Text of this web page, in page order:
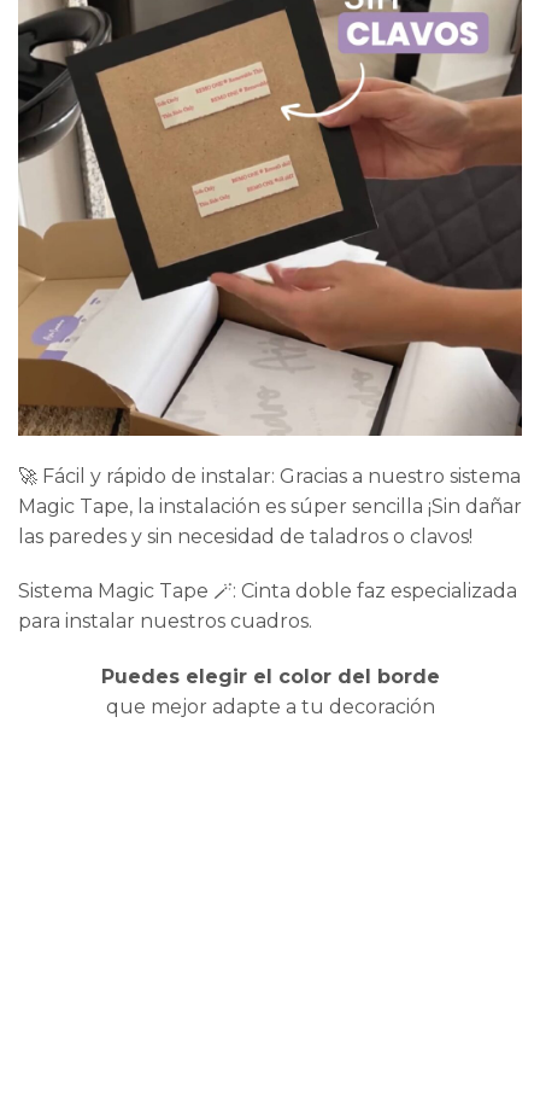
🚀 Fácil y rápido de instalar: Gracias a nuestro sistema
Magic Tape, la instalación es súper sencilla ¡Sin dañar
las paredes y sin necesidad de taladros o clavos!
Sistema Magic Tape 🪄: Cinta doble faz especializada
para instalar nuestros cuadros.
Puedes elegir el color del borde
que mejor adapte a tu decoración